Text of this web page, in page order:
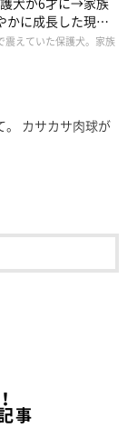
かに成長した現在
震えていた保護犬。家族
。 カサカサ肉球が
事